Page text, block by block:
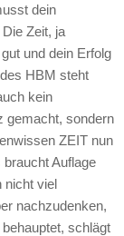
dein
Zeit, ja
und dein Erfolg
HBM steht
kein
gemacht, sondern
ZEIT nun
Auflage
nicht viel
nachzudenken,
schlägt